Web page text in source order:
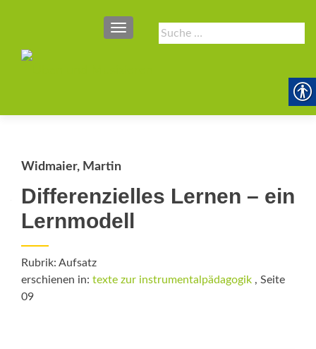
Suche
nach:
SCHALTE NAVIGATION
Widmaier, Martin
Differenzielles Lernen – ein
Lernmodell
Rubrik: Aufsatz
erschienen in: texte zur instrumentalpädagogik , Seite
09